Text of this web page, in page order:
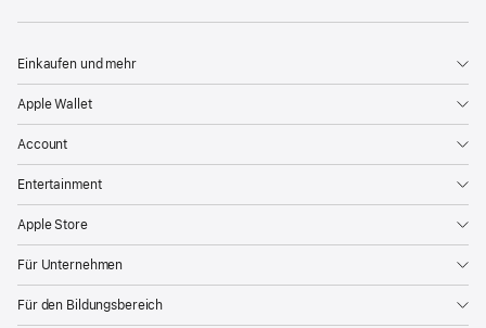
Einkaufen und mehr
Apple Wallet
Account
Entertainment
Apple Store
Für Unternehmen
Für den Bildungsbereich